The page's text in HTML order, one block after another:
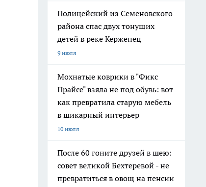
Полицейский из Семеновского
района спас двух тонущих
детей в реке Керженец
9 июля
Мохнатые коврики в "Фикс
Прайсе" взяла не под обувь: вот
как превратила старую мебель
в шикарный интерьер
10 июля
После 60 гоните друзей в шею:
совет великой Бехтеревой - не
превратиться в овощ на пенсии